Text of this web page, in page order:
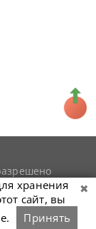
хранения
сайт, вы
Принять